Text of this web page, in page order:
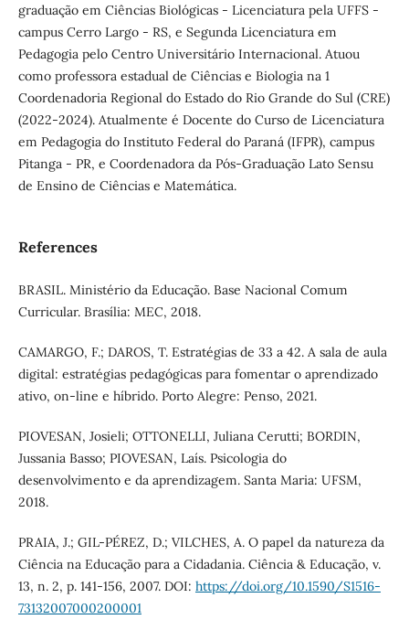
graduação em Ciências Biológicas - Licenciatura pela UFFS -
campus Cerro Largo - RS, e Segunda Licenciatura em
Pedagogia pelo Centro Universitário Internacional. Atuou
como professora estadual de Ciências e Biologia na 1
Coordenadoria Regional do Estado do Rio Grande do Sul (CRE)
(2022-2024). Atualmente é Docente do Curso de Licenciatura
em Pedagogia do Instituto Federal do Paraná (IFPR), campus
Pitanga - PR, e Coordenadora da Pós-Graduação Lato Sensu
de Ensino de Ciências e Matemática.
References
BRASIL. Ministério da Educação. Base Nacional Comum
Curricular. Brasília: MEC, 2018.
CAMARGO, F.; DAROS, T. Estratégias de 33 a 42. A sala de aula
digital: estratégias pedagógicas para fomentar o aprendizado
ativo, on-line e híbrido. Porto Alegre: Penso, 2021.
PIOVESAN, Josieli; OTTONELLI, Juliana Cerutti; BORDIN,
Jussania Basso; PIOVESAN, Laís. Psicologia do
desenvolvimento e da aprendizagem. Santa Maria: UFSM,
2018.
PRAIA, J.; GIL-PÉREZ, D.; VILCHES, A. O papel da natureza da
Ciência na Educação para a Cidadania. Ciência & Educação, v.
13, n. 2, p. 141-156, 2007. DOI: https://doi.org/10.1590/S1516-
73132007000200001